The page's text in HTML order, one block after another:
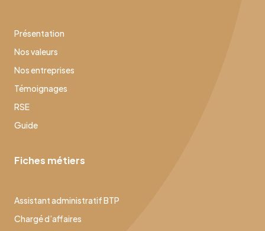
Présentation
Nos valeurs
Nos entreprises
Témoignages
RSE
Guide
Fiches métiers
Assistant administratif BTP
Chargé d’affaires